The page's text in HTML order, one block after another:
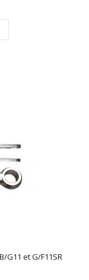
G11 et G/F11SR